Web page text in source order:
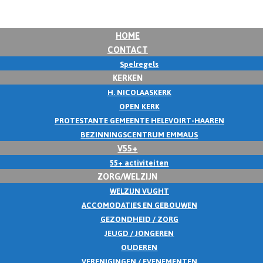
HOME
CONTACT
Spelregels
KERKEN
H. NICOLAASKERK
OPEN KERK
PROTESTANTE GEMEENTE HELEVOIRT-HAAREN
BEZINNINGSCENTRUM EMMAUS
V55+
55+ activiteiten
ZORG/WELZIJN
WELZIJN VUGHT
ACCOMODATIES EN GEBOUWEN
GEZONDHEID / ZORG
JEUGD / JONGEREN
OUDEREN